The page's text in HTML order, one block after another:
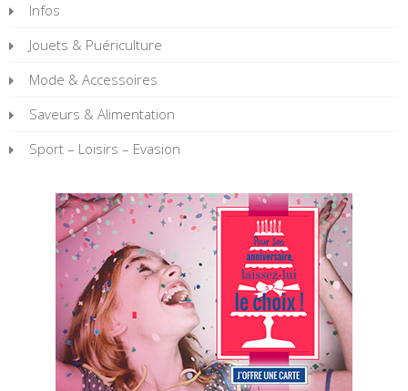
Infos
Jouets & Puériculture
Mode & Accessoires
Saveurs & Alimentation
Sport – Loisirs – Evasion